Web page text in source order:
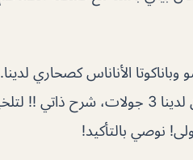
وباناكوتا الأناناس كصحاري
المفضلة لدينا. كان لدينا 3
نوصي بالتأكيد!